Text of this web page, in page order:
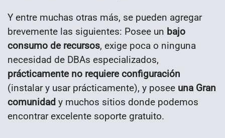
Y entre muchas otras más, se pueden agregar
brevemente las siguientes: Posee un bajo
consumo de recursos, exige poca o ninguna
necesidad de DBAs especializados,
prácticamente no requiere configuración
(instalar y usar prácticamente), y posee una Gran
comunidad y muchos sitios donde podemos
encontrar excelente soporte gratuito.